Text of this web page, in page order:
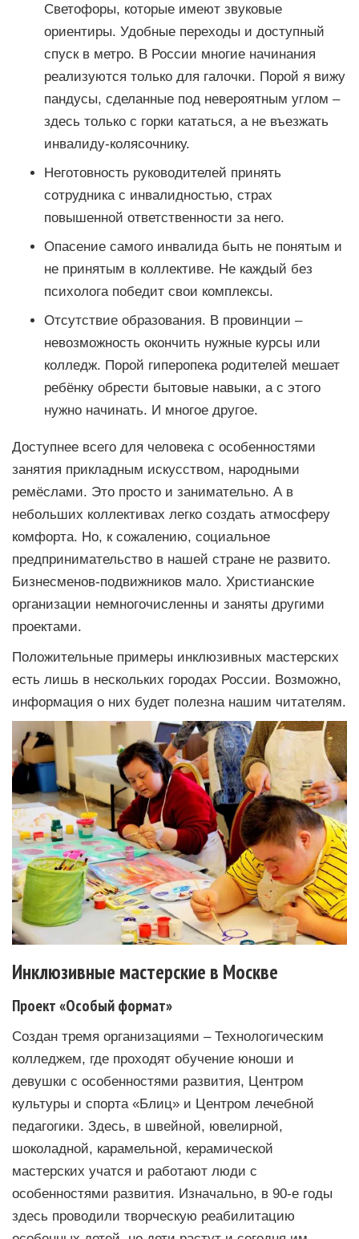
Светофоры, которые имеют звуковые
ориентиры. Удобные переходы и доступный
спуск в метро. В России многие начинания
реализуются только для галочки. Порой я вижу
пандусы, сделанные под невероятным углом –
здесь только с горки кататься, а не въезжать
инвалиду-колясочнику.
Неготовность руководителей принять
сотрудника с инвалидностью, страх
повышенной ответственности за него.
Опасение самого инвалида быть не понятым и
не принятым в коллективе. Не каждый без
психолога победит свои комплексы.
Отсутствие образования. В провинции –
невозможность окончить нужные курсы или
колледж. Порой гиперопека родителей мешает
ребёнку обрести бытовые навыки, а с этого
нужно начинать. И многое другое.
Доступнее всего для человека с особенностями
занятия прикладным искусством, народными
ремёслами. Это просто и занимательно. А в
небольших коллективах легко создать атмосферу
комфорта. Но, к сожалению, социальное
предпринимательство в нашей стране не развито.
Бизнесменов-подвижников мало. Христианские
организации немногочисленны и заняты другими
проектами.
Положительные примеры инклюзивных мастерских
есть лишь в нескольких городах России. Возможно,
информация о них будет полезна нашим читателям.
Инклюзивные мастерские в Москве
Проект «Особый формат»
Создан тремя организациями – Технологическим
колледжем, где проходят обучение юноши и
девушки с особенностями развития, Центром
культуры и спорта «Блиц» и Центром лечебной
педагогики. Здесь, в швейной, ювелирной,
шоколадной, карамельной, керамической
мастерских учатся и работают люди с
особенностями развития. Изначально, в 90-е годы
здесь проводили творческую реабилитацию